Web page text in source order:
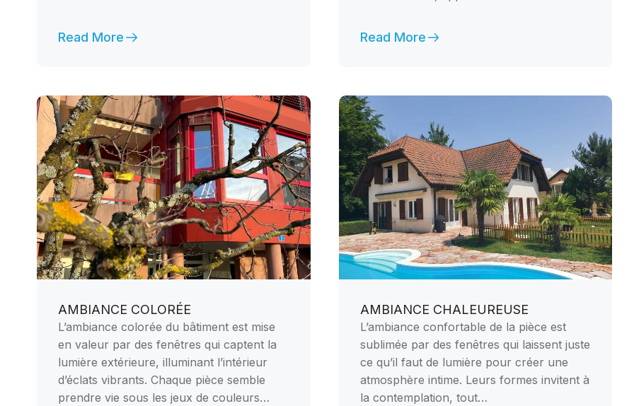
Read More Read More
AMBIANCE COLORÉE
L’ambiance colorée du bâtiment est mise
en valeur par des fenêtres qui captent la
lumière extérieure, illuminant l’intérieur
d’éclats vibrants. Chaque pièce semble
prendre vie sous les jeux de couleurs…
AMBIANCE CHALEUREUSE
L’ambiance confortable de la pièce est
sublimée par des fenêtres qui laissent juste
ce qu’il faut de lumière pour créer une
atmosphère intime. Leurs formes invitent à
la contemplation, tout…